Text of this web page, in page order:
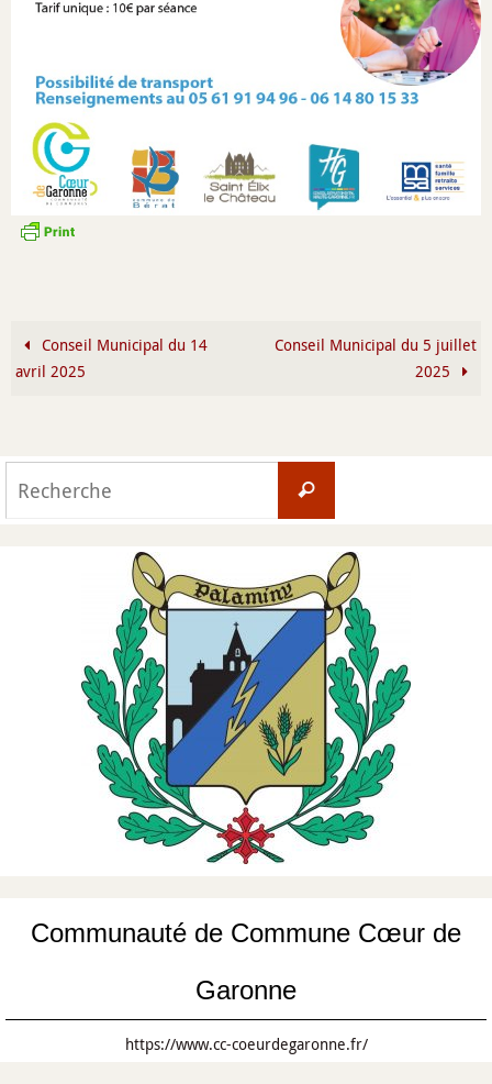
Conseil Municipal du 14
avril 2025
Conseil Municipal du 5 juillet
2025
Recherche
Communauté de Commune Cœur de
Garonne
https://www.cc-coeurdegaronne.fr/